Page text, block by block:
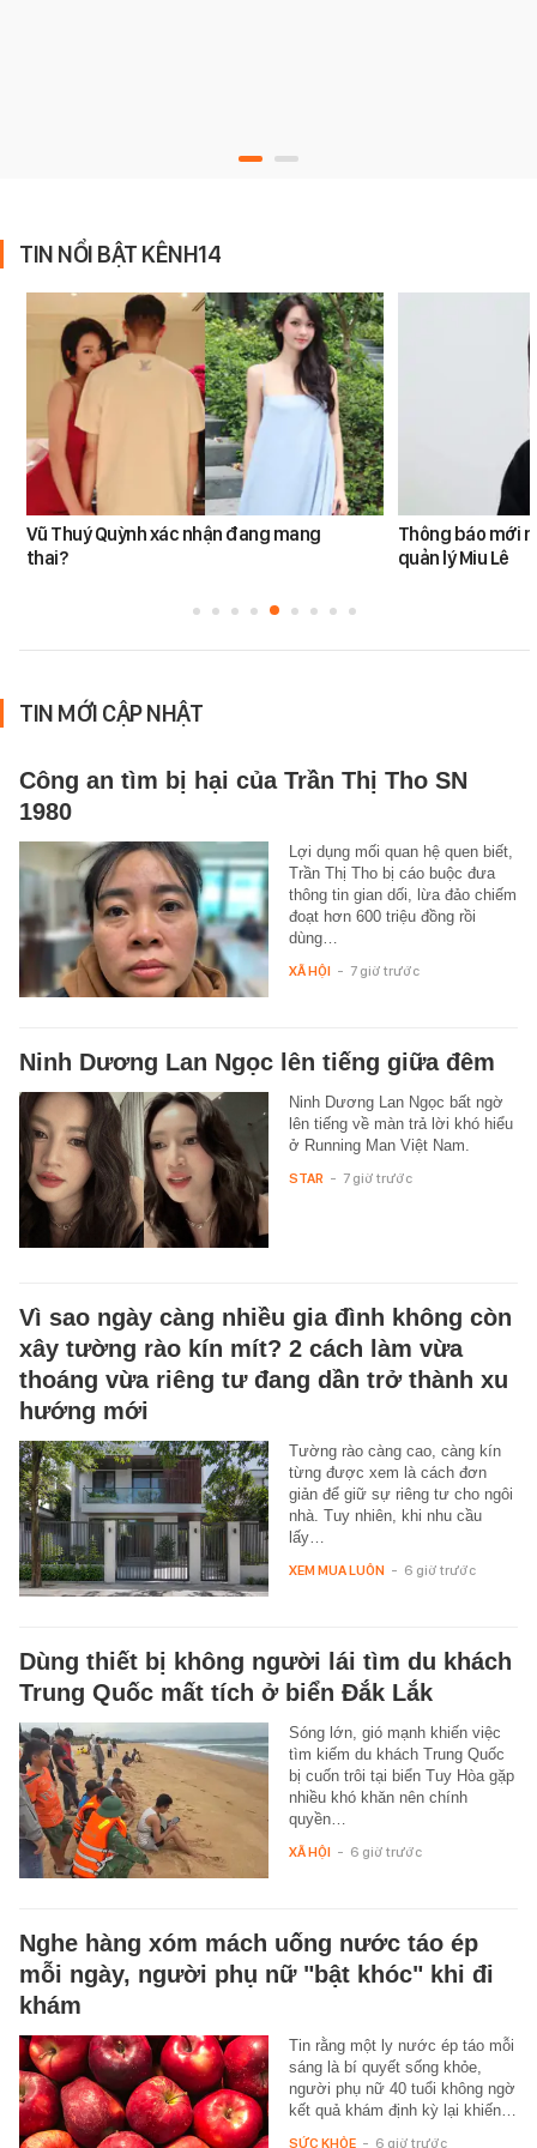
TIN NỔI BẬT KÊNH14
Vũ Thuý Quỳnh xác nhận đang mang
thai?
Thông báo mới
quản lý Miu Lê
TIN MỚI CẬP NHẬT
Công an tìm bị hại của Trần Thị Tho SN
1980
Lợi dụng mối quan hệ quen biết,
Trần Thị Tho bị cáo buộc đưa
thông tin gian dối, lừa đảo chiếm
đoạt hơn 600 triệu đồng rồi
dùng…
XÃ HỘI - 7 giờ trước
Ninh Dương Lan Ngọc lên tiếng giữa đêm
Ninh Dương Lan Ngọc bất ngờ
lên tiếng về màn trả lời khó hiểu
ở Running Man Việt Nam.
STAR - 7 giờ trước
Vì sao ngày càng nhiều gia đình không còn
xây tường rào kín mít? 2 cách làm vừa
thoáng vừa riêng tư đang dần trở thành xu
hướng mới
Tường rào càng cao, càng kín
từng được xem là cách đơn
giản để giữ sự riêng tư cho ngôi
nhà. Tuy nhiên, khi nhu cầu
lấy…
XEM MUA LUÔN - 6 giờ trước
Dùng thiết bị không người lái tìm du khách
Trung Quốc mất tích ở biển Đắk Lắk
Sóng lớn, gió mạnh khiến việc
tìm kiếm du khách Trung Quốc
bị cuốn trôi tại biển Tuy Hòa gặp
nhiều khó khăn nên chính
quyền…
XÃ HỘI - 6 giờ trước
Nghe hàng xóm mách uống nước táo ép
mỗi ngày, người phụ nữ "bật khóc" khi đi
khám
Tin rằng một ly nước ép táo mỗi
sáng là bí quyết sống khỏe,
người phụ nữ 40 tuổi không ngờ
kết quả khám định kỳ lại khiến…
SỨC KHỎE - 6 giờ trước